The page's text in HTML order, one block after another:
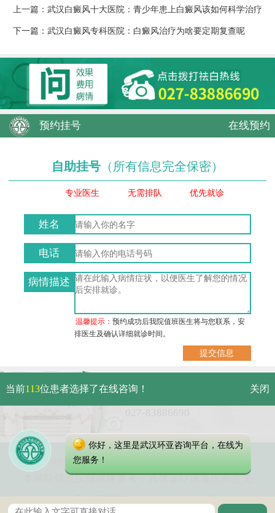
上一篇： 武汉白癜风十大医院：青少年患上白癜风该如何科学治疗
下一篇： 武汉白癜风专科医院：白癜风治疗为啥要定期复查呢
预约挂号 在线预约
自助挂号 （所有信息完全保密）
专业医生 无需排队 优先就诊
姓名
电话
病情描述
温馨提示：预约成功后我院值班医生将与您联系，安
排医生及确认详细就诊时间。
武汉市硚口区解放大道479号
免费电话：
Copyright 2023 武汉环亚中医白癜风医院
本网站信息仅做健康参考，具体诊疗请遵医师意见
当前113位患者选择了在线咨询！ 关闭
你好，这里是武汉环亚咨询平台，在线为
您服务！